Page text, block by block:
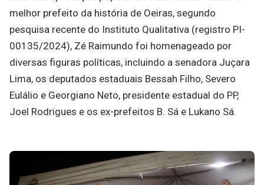
melhor prefeito da história de Oeiras, segundo
pesquisa recente do Instituto Qualitativa (registro PI-
00135/2024), Zé Raimundo foi homenageado por
diversas figuras políticas, incluindo a senadora Juçara
Lima, os deputados estaduais Bessah Filho, Severo
Eulálio e Georgiano Neto, presidente estadual do PP,
Joel Rodrigues e os ex-prefeitos B. Sá e Lukano Sá.